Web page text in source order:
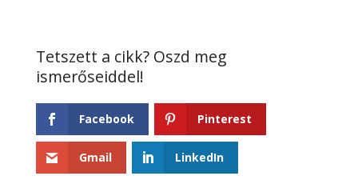
Facebook Pinterest
Gmail LinkedIn